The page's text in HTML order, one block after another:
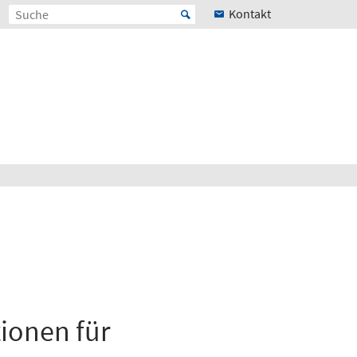
Kontakt
für